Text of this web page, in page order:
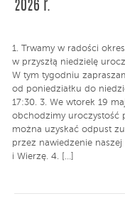
2026 r.
1. Trwamy w radości
w przyszłą niedzielę
W tym tygodniu
od poniedziałku do
17:30. 3. We wtorek 19
obchodzimy uroczystość
można uzyskać odpust
przez nawiedzenie
i Wierzę. 4. […]